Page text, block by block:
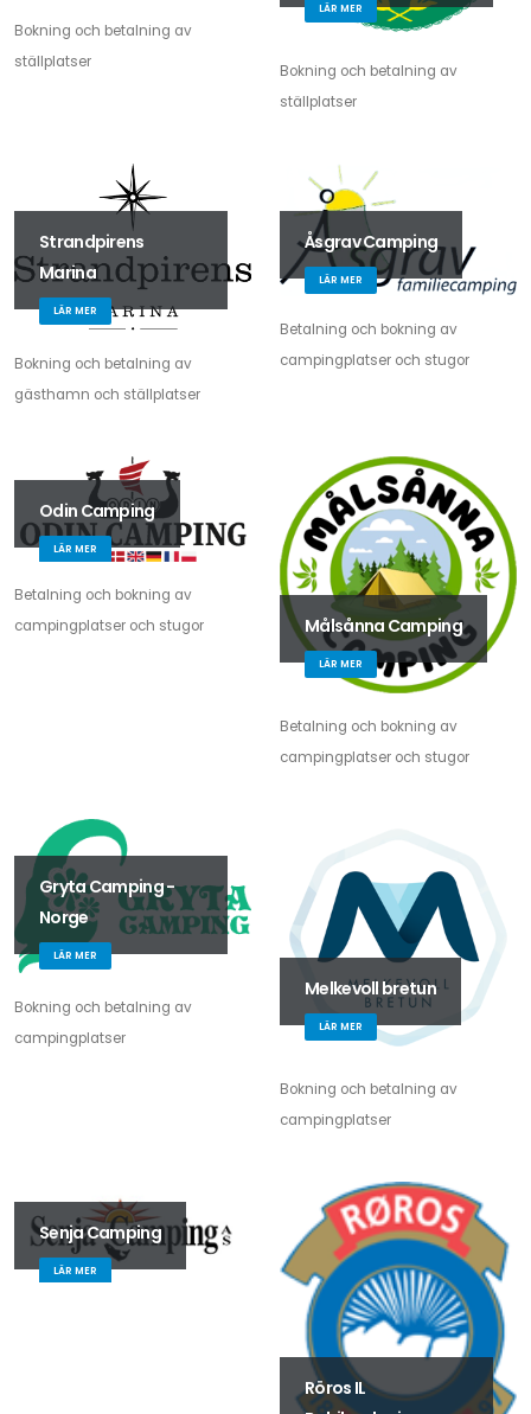
Bokning och betalning av
ställplatser
LÄR MER
Bokning och betalning av
ställplatser
Strandpirens
Marina
LÄR MER
Bokning och betalning av
gästhamn och ställplatser
Åsgrav Camping
LÄR MER
Betalning och bokning av
campingplatser och stugor
Odin Camping
LÄR MER
Betalning och bokning av
campingplatser och stugor
Målsånna Camping
LÄR MER
Betalning och bokning av
campingplatser och stugor
Gryta Camping -
Norge
LÄR MER
Bokning och betalning av
campingplatser
Melkevoll bretun
LÄR MER
Bokning och betalning av
campingplatser
Senja Camping
LÄR MER
Röros IL